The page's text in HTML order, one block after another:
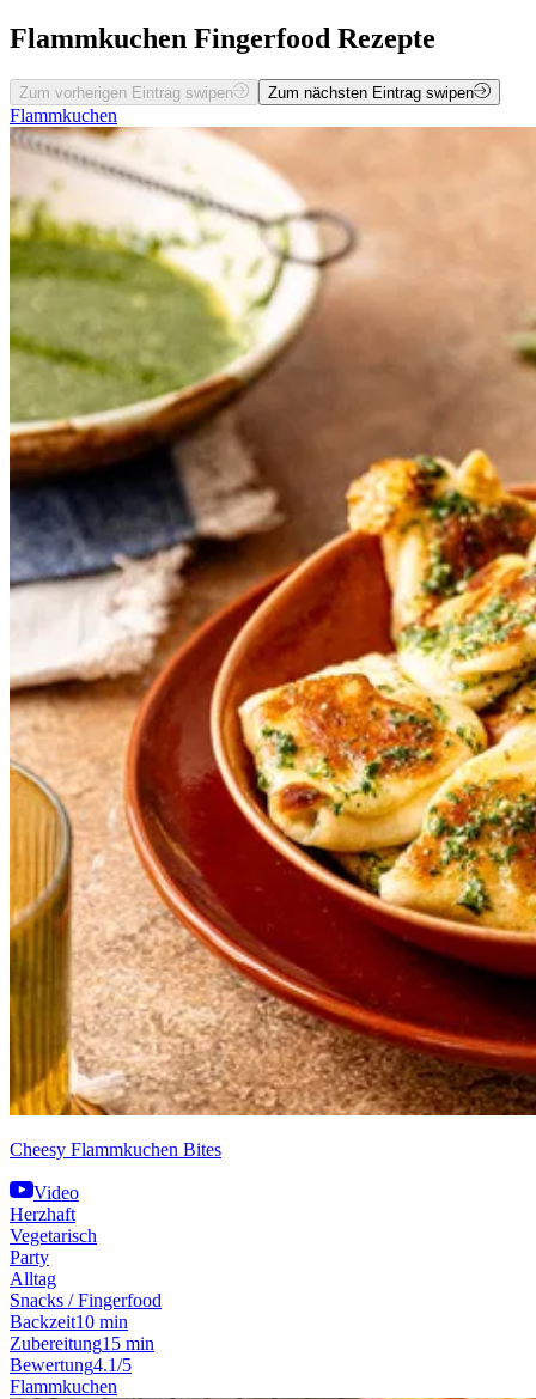
Flammkuchen Fingerfood Rezepte
Zum vorherigen Eintrag swipen Zum nächsten Eintrag swipen
Flammkuchen
Cheesy Flammkuchen Bites
Video
Herzhaft
Vegetarisch
Party
Alltag
Snacks / Fingerfood
Backzeit10 min
Zubereitung15 min
Bewertung4.1/5
Flammkuchen